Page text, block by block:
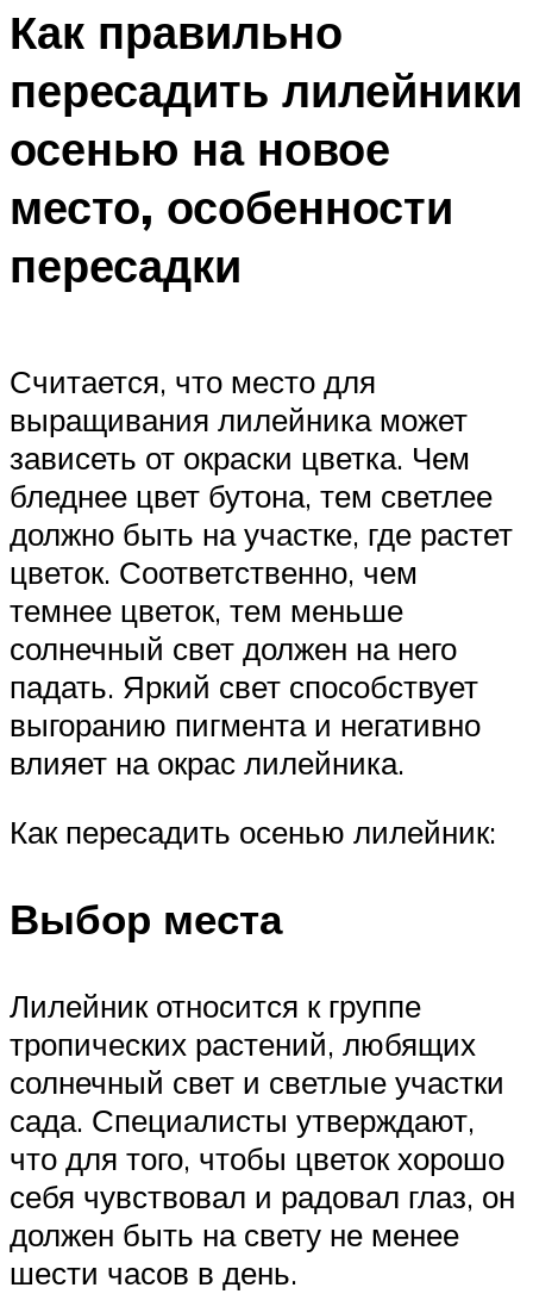
Как правильно
пересадить лилейники
осенью на новое
место, особенности
пересадки
Считается, что место для
выращивания лилейника может
зависеть от окраски цветка. Чем
бледнее цвет бутона, тем светлее
должно быть на участке, где растет
цветок. Соответственно, чем
темнее цветок, тем меньше
солнечный свет должен на него
падать. Яркий свет способствует
выгоранию пигмента и негативно
влияет на окрас лилейника.
Как пересадить осенью лилейник:
Выбор места
Лилейник относится к группе
тропических растений, любящих
солнечный свет и светлые участки
сада. Специалисты утверждают,
что для того, чтобы цветок хорошо
себя чувствовал и радовал глаз, он
должен быть на свету не менее
шести часов в день.